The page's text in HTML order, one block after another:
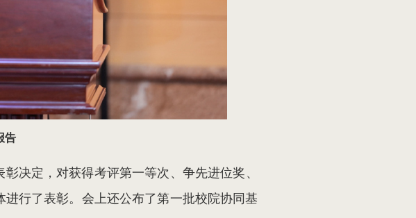
告
决定，对获得考评第一等次、争先进位奖、
行了表彰。会上还公布了第一批校院协同基